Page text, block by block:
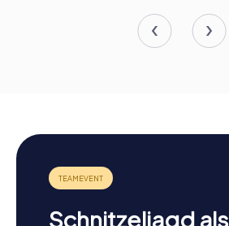
Schnitzeljagd als